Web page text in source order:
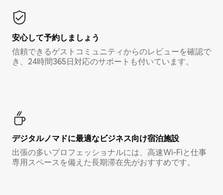
安心して予約しましょう
信頼できるゲストコミュニティからのレビューを確認で
き、24時間365日対応のサポートも付いています。
デジタルノマド⁠に最⁠適⁠なビ⁠ジ⁠ネ⁠ス⁠向⁠け宿⁠泊⁠施⁠設
出張の多いプロフェッショナルには、高速Wi-Fiと仕事
専用スペースを備えた長期滞在先がおすすめです。